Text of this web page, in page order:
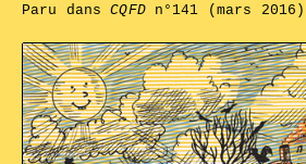
Paru dansCQFDn°141 (mars 2016)